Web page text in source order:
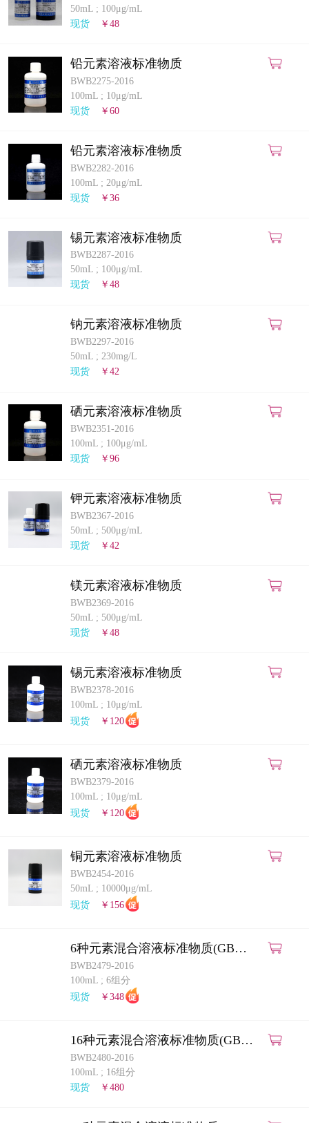
50mL ; 100μg/mL
现货
￥48
铅元素溶液标准物质
BWB2275-2016
100mL ; 10μg/mL
现货
￥60
铅元素溶液标准物质
BWB2282-2016
100mL ; 20μg/mL
现货
￥36
锡元素溶液标准物质
BWB2287-2016
50mL ; 100μg/mL
现货
￥48
钠元素溶液标准物质
BWB2297-2016
50mL ; 230mg/L
现货
￥42
硒元素溶液标准物质
BWB2351-2016
100mL ; 100μg/mL
现货
￥96
钾元素溶液标准物质
BWB2367-2016
50mL ; 500μg/mL
现货
￥42
镁元素溶液标准物质
BWB2369-2016
50mL ; 500μg/mL
现货
￥48
锡元素溶液标准物质
BWB2378-2016
100mL ; 10μg/mL
现货
￥120
硒元素溶液标准物质
BWB2379-2016
100mL ; 10μg/mL
现货
￥120
铜元素溶液标准物质
BWB2454-2016
50mL ; 10000μg/mL
现货
￥156
6种元素混合溶液标准物质(GB
5009.268-2025)(ICP-MS法)
BWB2479-2016
100mL ; 6组分
现货
￥348
16种元素混合溶液标准物质(GB
5009.268-2025)(ICP-MS法)
BWB2480-2016
100mL ; 16组分
现货
￥480